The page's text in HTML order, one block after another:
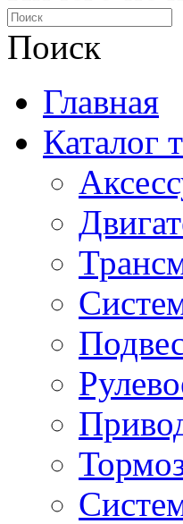
Поиск
Главная
Каталог